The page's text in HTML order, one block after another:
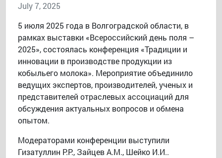
July 7, 2025
5 июля 2025 года в Волгоградской области, в
рамках выставки «Всероссийский день поля –
2025», состоялась конференция «Традиции и
инновации в производстве продукции из
кобыльего молока». Мероприятие объединило
ведущих экспертов, производителей, ученых и
представителей отраслевых ассоциаций для
обсуждения актуальных вопросов и обмена
опытом.
Модераторами конференции выступили
Гизатуллин Р.Р., Зайцев А.М., Шейко И.И..